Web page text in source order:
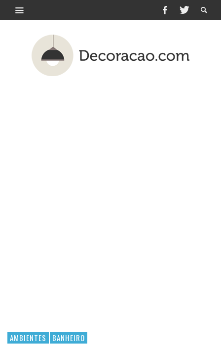
AMBIENTES BANHEIRO